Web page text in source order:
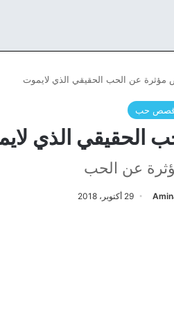
عن الحب الحقيقي الذي لايموت
حب
الذي
عن الحب
29 أكتوبر، 2018